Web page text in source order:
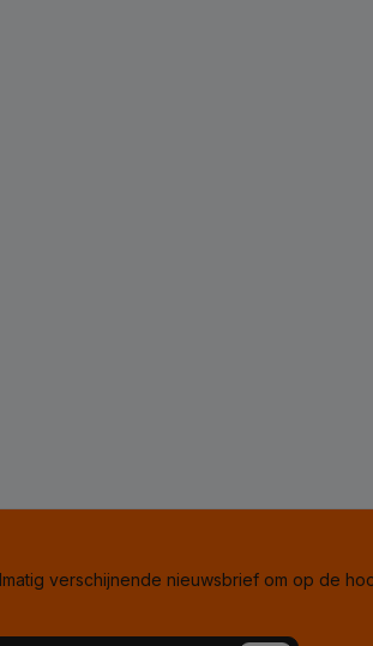
verschijnende nieuwsbrief om op de